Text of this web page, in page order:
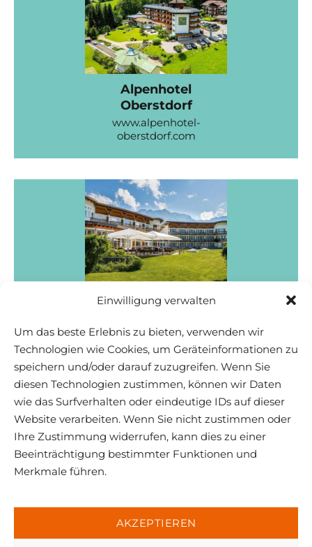
Einwilligung verwalten
Um das beste Erlebnis zu bieten, verwenden wir
Technologien wie Cookies, um Geräteinformationen zu
speichern und/oder darauf zuzugreifen. Wenn Sie
diesen Technologien zustimmen, können wir Daten
wie das Surfverhalten oder eindeutige IDs auf dieser
Website verarbeiten. Wenn Sie nicht zustimmen oder
Ihre Zustimmung widerrufen, kann dies zu einer
Beeinträchtigung bestimmter Funktionen und
Merkmale führen.
AKZEPTIEREN
Alpenhotel
Oberstdorf
www.alpenhotel-
oberstdorf.com
Alpenhof
www.alpenhof-
oberstdorf.de
www.hotel-exquisit.de